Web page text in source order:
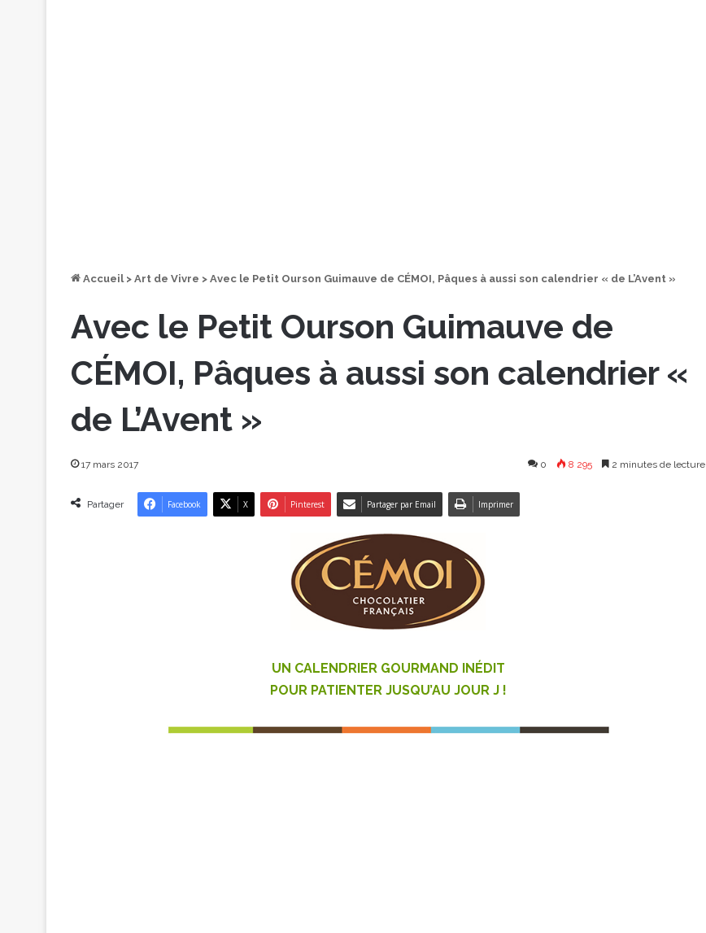
Accueil > Art de Vivre > Avec le Petit Ourson Guimauve de CÉMOI, Pâques à aussi son calendrier « de L’Avent »
Avec le Petit Ourson Guimauve de
CÉMOI, Pâques à aussi son calendrier «
de L’Avent »
17 mars 2017 0 8 295 2 minutes de lecture
Partager Facebook X Pinterest Partager par Email Imprimer
UN CALENDRIER GOURMAND INÉDIT
POUR PATIENTER JUSQU’AU JOUR J !